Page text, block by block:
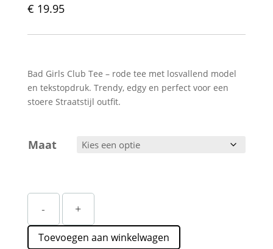
€ 19.95
Bad Girls Club Tee – rode tee met losvallend model
en tekstopdruk. Trendy, edgy en perfect voor een
stoere Straatstijl outfit.
Maat
-
Rood
Bad
Girls
Club
+
Toevoegen aan winkelwagen